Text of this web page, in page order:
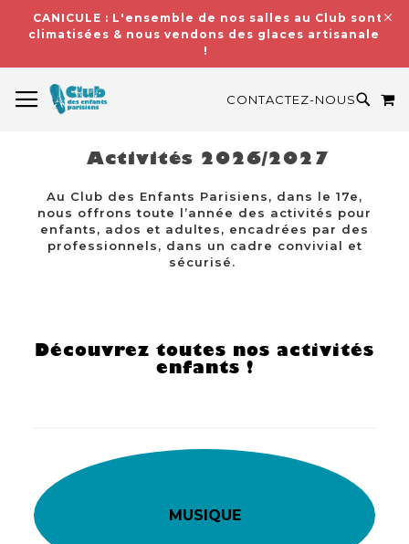
CANICULE : L'ensemble de nos salles au Club sont
climatisées & nous vendons des glaces artisanales
!
CONTACTEZ-NOUS
Activités 2026/2027
Au Club des Enfants Parisiens, dans le 17e,
nous offrons toute l’année des activités pour
enfants, ados et adultes, encadrées par des
professionnels, dans un cadre convivial et
sécurisé.
Découvrez toutes nos activités
enfants !
MUSIQUE